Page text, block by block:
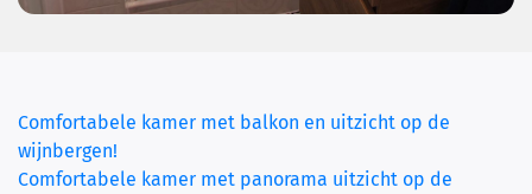
Comfortabele kamer met balkon en uitzicht op de
wijnbergen!
Comfortabele kamer met panorama uitzicht op de